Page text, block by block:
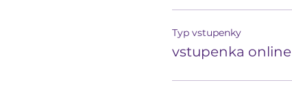
Typ vstupenky
vstupenka online